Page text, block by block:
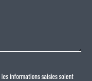
informations saisies soient